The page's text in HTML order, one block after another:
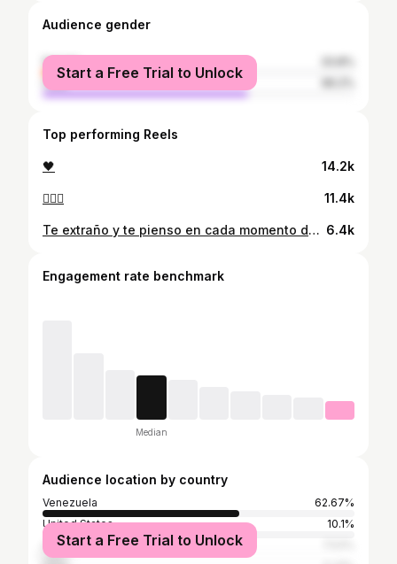
Audience gender
female
male
Start a Free Trial to Unlock
Top performing Reels
🖤 14.2k
❤️‍🔥🌼 11.4k
Te extraño y te pienso en cada momento de mi vida ❤️ Mi ángel hermoso 🕊️ 6.4k
Engagement rate benchmark
Median
Audience location by country
Venezuela
62.67%
United States
10.1%
Colombia
Start a Free Trial to Unlock